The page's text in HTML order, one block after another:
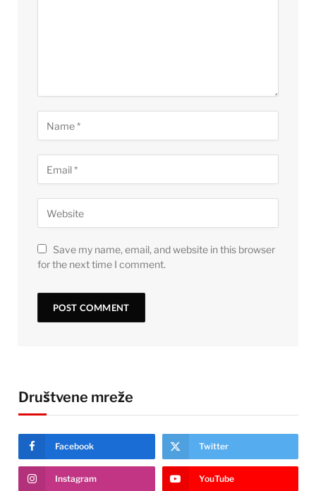
Save my name, email, and website in this browser
for the next time I comment.
Društvene mreže
Facebook Twitter
Instagram YouTube